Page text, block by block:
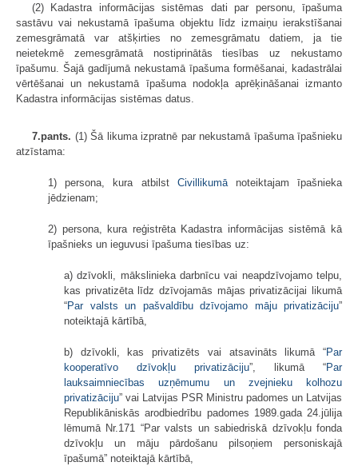
(2) Kadastra informācijas sistēmas dati par personu, īpašuma
sastāvu vai nekustamā īpašuma objektu līdz izmaiņu ierakstīšanai
zemesgrāmatā var atšķirties no zemesgrāmatu datiem, ja tie
neietekmē zemesgrāmatā nostiprinātās tiesības uz nekustamo
īpašumu. Šajā gadījumā nekustamā īpašuma formēšanai, kadastrālai
vērtēšanai un nekustamā īpašuma nodokļa aprēķināšanai izmanto
Kadastra informācijas sistēmas datus.
7.pants. (1) Šā likuma izpratnē par nekustamā īpašuma īpašnieku
atzīstama:
1) persona, kura atbilst Civillikumānoteiktajam īpašnieka
jēdzienam;
2) persona, kura reģistrēta Kadastra informācijas sistēmā kā
īpašnieks un ieguvusi īpašuma tiesības uz:
a) dzīvokli, mākslinieka darbnīcu vai neapdzīvojamo telpu,
kas privatizēta līdz dzīvojamās mājas privatizācijai likumā
“Par valsts un pašvaldību dzīvojamo māju privatizāciju”
noteiktajā kārtībā,
b) dzīvokli, kas privatizēts vai atsavināts likumā “Par
kooperatīvo dzīvokļu privatizāciju”, likumā “Par
lauksaimniecības uzņēmumu un zvejnieku kolhozu
privatizāciju” vai Latvijas PSR Ministru padomes un Latvijas
Republikāniskās arodbiedrību padomes 1989.gada 24.jūlija
lēmumā Nr.171 “Par valsts un sabiedriskā dzīvokļu fonda
dzīvokļu un māju pārdošanu pilsoņiem personiskajā
īpašumā” noteiktajā kārtībā,